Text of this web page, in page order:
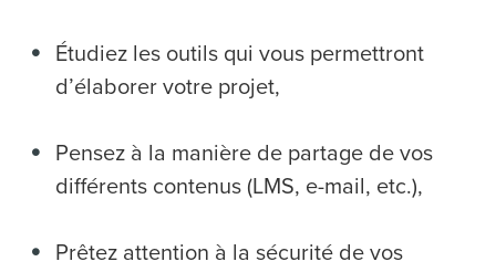
Étudiez les outils qui vous permettront
d’élaborer votre projet,
Pensez à la manière de partage de vos
différents contenus (LMS, e-mail, etc.),
Prêtez attention à la sécurité de vos